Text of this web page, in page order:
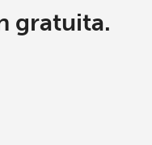
gratuita.